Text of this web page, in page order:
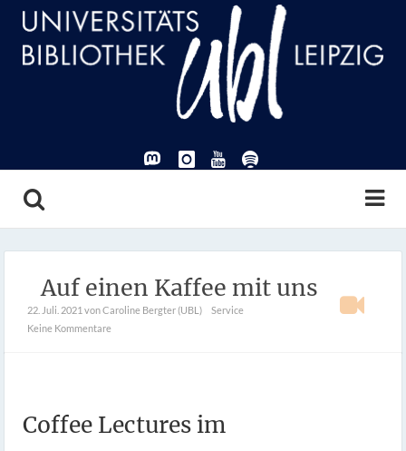
Auf einen Kaffee mit uns
22. Juli. 2021 von Caroline Bergter (UBL)
Service
Keine Kommentare
Coffee Lectures im